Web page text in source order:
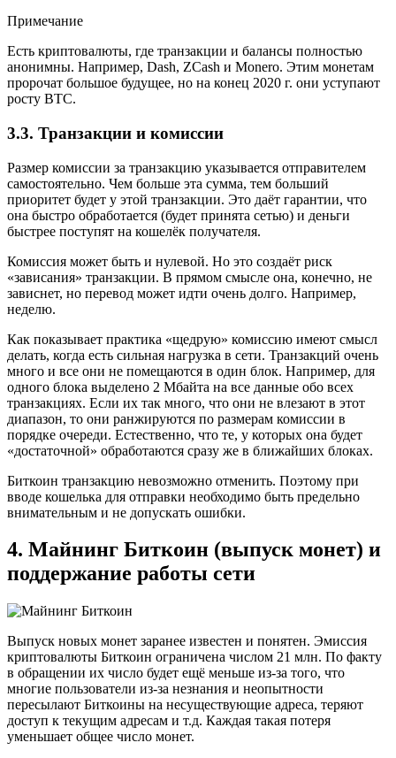
Примечание
Есть криптовалюты, где транзакции и балансы полностью
анонимны. Например, Dash, ZCash и Monero. Этим монетам
пророчат большое будущее, но на конец 2020 г. они уступают
росту BTC.
3.3. Транзакции и комиссии
Размер комиссии за транзакцию указывается отправителем
самостоятельно. Чем больше эта сумма, тем больший
приоритет будет у этой транзакции. Это даёт гарантии, что
она быстро обработается (будет принята сетью) и деньги
быстрее поступят на кошелёк получателя.
Комиссия может быть и нулевой. Но это создаёт риск
«зависания» транзакции. В прямом смысле она, конечно, не
зависнет, но перевод может идти очень долго. Например,
неделю.
Как показывает практика «щедрую» комиссию имеют смысл
делать, когда есть сильная нагрузка в сети. Транзакций очень
много и все они не помещаются в один блок. Например, для
одного блока выделено 2 Мбайта на все данные обо всех
транзакциях. Если их так много, что они не влезают в этот
диапазон, то они ранжируются по размерам комиссии в
порядке очереди. Естественно, что те, у которых она будет
«достаточной» обработаются сразу же в ближайших блоках.
Биткоин транзакцию невозможно отменить. Поэтому при
вводе кошелька для отправки необходимо быть предельно
внимательным и не допускать ошибки.
4. Майнинг Биткоин (выпуск монет) и
поддержание работы сети
Выпуск новых монет заранее известен и понятен. Эмиссия
криптовалюты Биткоин ограничена числом 21 млн. По факту
в обращении их число будет ещё меньше из-за того, что
многие пользователи из-за незнания и неопытности
пересылают Биткоины на несуществующие адреса, теряют
доступ к текущим адресам и т.д. Каждая такая потеря
уменьшает общее число монет.